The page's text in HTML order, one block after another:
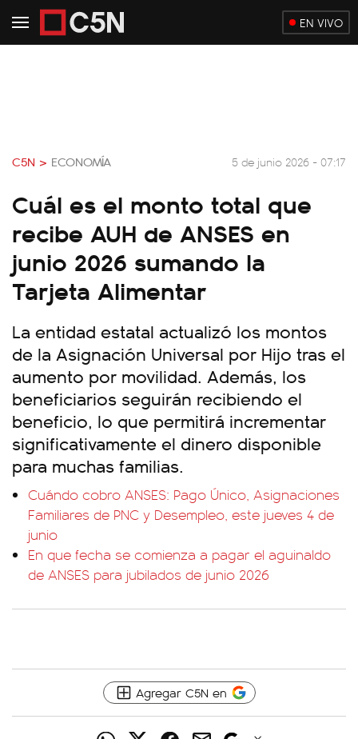
EN VIVO
C5N > ECONOMÍA 5 de junio 2026 - 07:17
Cuál es el monto total que
recibe AUH de ANSES en
junio 2026 sumando la
Tarjeta Alimentar
La entidad estatal actualizó los montos
de la Asignación Universal por Hijo tras el
aumento por movilidad. Además, los
beneficiarios seguirán recibiendo el
beneficio, lo que permitirá incrementar
significativamente el dinero disponible
para muchas familias.
Cuándo cobro ANSES: Pago Único, Asignaciones
Familiares de PNC y Desempleo, este jueves 4 de
junio
En que fecha se comienza a pagar el aguinaldo
de ANSES para jubilados de junio 2026
Agregar C5N en